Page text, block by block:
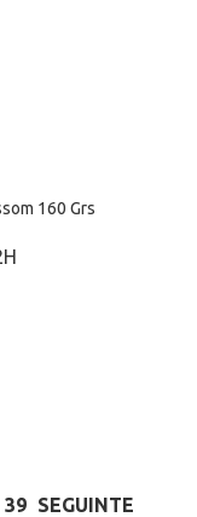
160 Grs
39 SEGUINTE